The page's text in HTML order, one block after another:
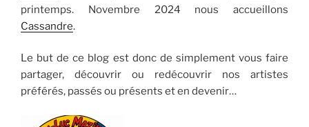
printemps. Novembre 2024 nous accueillons
Cassandre.
Le but de ce blog est donc de simplement vous faire
partager, découvrir ou redécouvrir nos artistes
préférés, passés ou présents et en devenir…